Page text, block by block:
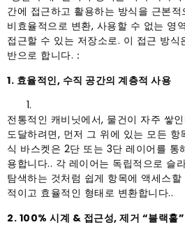
간에 접근하고 활용하는 방식을 근본
비효율적으로 변환, 사용할 수 없는 영
접근할 수 있는 저장소로. 이 접근 방식
반으로 합니다.：
1. 효율적인, 수직 공간의 계층적 사용
전통적인 캐비닛에서, 물건이 자주 쌓
도달하려면, 먼저 그 위에 있는 모든 항
식 바스켓은 2단 또는 3단 레이어를 통
용합니다.. 각 레이어는 독립적으로 슬
탐색하는 것처럼 쉽게 항목에 액세스
적이고 효율적인 형태로 변환합니다..
2. 100% 시계 & 접근성, 제거 “블랙홀”